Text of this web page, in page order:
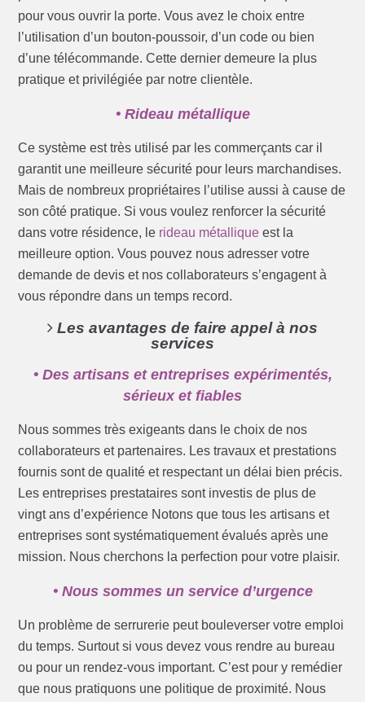
pour vous ouvrir la porte. Vous avez le choix entre
l’utilisation d’un bouton-poussoir, d’un code ou bien
d’une télécommande. Cette dernier demeure la plus
pratique et privilégiée par notre clientèle.
• Rideau métallique
Ce système est très utilisé par les commerçants car il
garantit une meilleure sécurité pour leurs marchandises.
Mais de nombreux propriétaires l’utilise aussi à cause de
son côté pratique. Si vous voulez renforcer la sécurité
dans votre résidence, le rideau métallique est la
meilleure option. Vous pouvez nous adresser votre
demande de devis et nos collaborateurs s’engagent à
vous répondre dans un temps record.
Les avantages de faire appel à nos
services
• Des artisans et entreprises expérimentés,
sérieux et fiables
Nous sommes très exigeants dans le choix de nos
collaborateurs et partenaires. Les travaux et prestations
fournis sont de qualité et respectant un délai bien précis.
Les entreprises prestataires sont investis de plus de
vingt ans d’expérience Notons que tous les artisans et
entreprises sont systématiquement évalués après une
mission. Nous cherchons la perfection pour votre plaisir.
• Nous sommes un service d’urgence
Un problème de serrurerie peut bouleverser votre emploi
du temps. Surtout si vous devez vous rendre au bureau
ou pour un rendez-vous important. C’est pour y remédier
que nous pratiquons une politique de proximité. Nous